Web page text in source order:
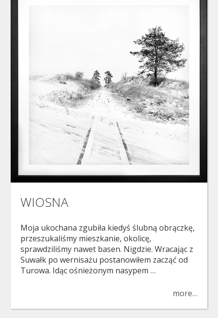
WIOSNA
Moja ukochana zgubiła kiedyś ślubną obrączkę,
przeszukaliśmy mieszkanie, okolicę,
sprawdziliśmy nawet basen. Nigdzie. Wracając z
Suwałk po wernisażu postanowiłem zacząć od
Turowa. Idąc ośnieżonym nasypem …
more…